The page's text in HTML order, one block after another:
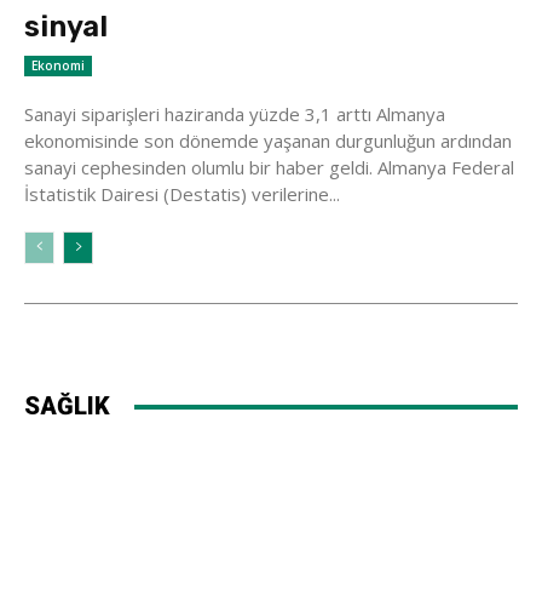
sinyal
Ekonomi
Sanayi siparişleri haziranda yüzde 3,1 arttı Almanya
ekonomisinde son dönemde yaşanan durgunluğun ardından
sanayi cephesinden olumlu bir haber geldi. Almanya Federal
İstatistik Dairesi (Destatis) verilerine...
SAĞLIK